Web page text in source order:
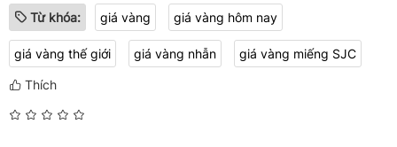
Từ khóa: giá vàng giá vàng hôm nay
giá vàng thế giới giá vàng nhẫn giá vàng miếng SJC
Thích